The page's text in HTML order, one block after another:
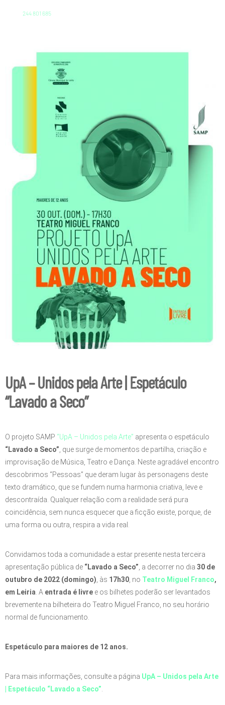
244 801 685
UpA – Unidos pela Arte | Espetáculo
“Lavado a Seco”
O projeto SAMP “UpA – Unidos pela Arte” apresenta o espetáculo
“Lavado a Seco”, que surge de momentos de partilha, criação e
improvisação de Música, Teatro e Dança. Neste agradável encontro
descobrimos “Pessoas” que deram lugar às personagens deste
texto dramático, que se fundem numa harmonia criativa, leve e
descontraída. Qualquer relação com a realidade será pura
coincidência, sem nunca esquecer que a ficção existe, porque, de
uma forma ou outra, respira a vida real.
Convidamos toda a comunidade a estar presente nesta terceira
apresentação pública de “Lavado a Seco”, a decorrer no dia 30 de
outubro de 2022 (domingo), às 17h30, no Teatro Miguel Franco,
em Leiria. A entrada é livre e os bilhetes poderão ser levantados
brevemente na bilheteira do Teatro Miguel Franco, no seu horário
normal de funcionamento.
Espetáculo para maiores de 12 anos.
Para mais informações, consulte a página UpA – Unidos pela Arte
| Espetáculo “Lavado a Seco”.